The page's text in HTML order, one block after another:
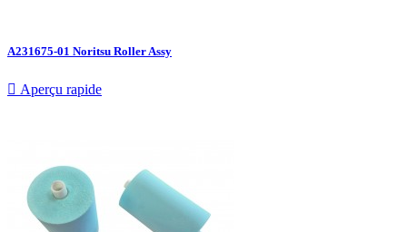
A231675-01 Noritsu Roller Assy
 Aperçu rapide